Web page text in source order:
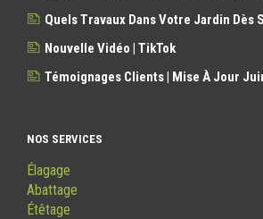
Quels Travaux Dans Votre Jardin Dès
Nouvelle Vidéo | TikTok
Témoignages Clients | Mise À Jour
NOS SERVICES
Élagage
Abattage
Étêtage